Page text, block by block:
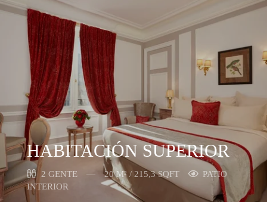
HABITACIÓN SUPERIOR
2 GENTE 20 M² / 215,3 SQFT
PATIO
INTERIOR